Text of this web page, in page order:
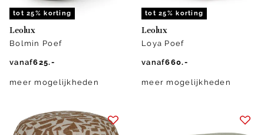
tot 25% korting
Leolux
Bolmin Poef
vanaf625.-
meer mogelijkheden
tot 25% korting
Leolux
Loya Poef
vanaf660.-
meer mogelijkheden